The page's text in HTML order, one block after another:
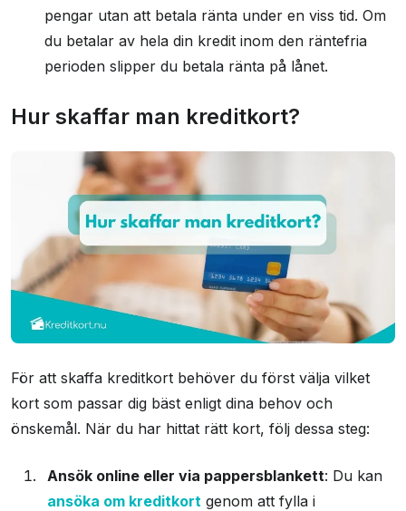
pengar utan att betala ränta under en viss tid. Om
du betalar av hela din kredit inom den räntefria
perioden slipper du betala ränta på lånet.
Hur skaffar man kreditkort?
För att skaffa kreditkort behöver du först välja vilket
kort som passar dig bäst enligt dina behov och
önskemål. När du har hittat rätt kort, följ dessa steg:
Ansök online eller via pappersblankett: Du kan
ansöka om kreditkort genom att fylla i